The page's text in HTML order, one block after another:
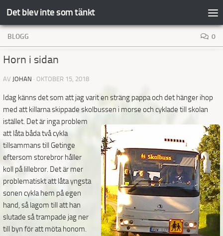
Hoppa till innehåll
Det blev inte som tänkt
BLOGG 0
Horn i sidan
AV JOHAN · OKTOBER 15, 2018
Idag känns det som att jag varit en sträng pappa och det hänger ihop
med att killarna skippade skolbussen i morse och cyklade till skolan
istället. Det är inga problem
att låta båda två cykla
tillsammans till Getinge
eftersom storebror håller
koll på lillebror. Det är mer
problematiskt att låta yngsta
sonen cykla hem på egen
hand, så lagom till att han
slutade så trampade jag ner
till byn för att möta honom.